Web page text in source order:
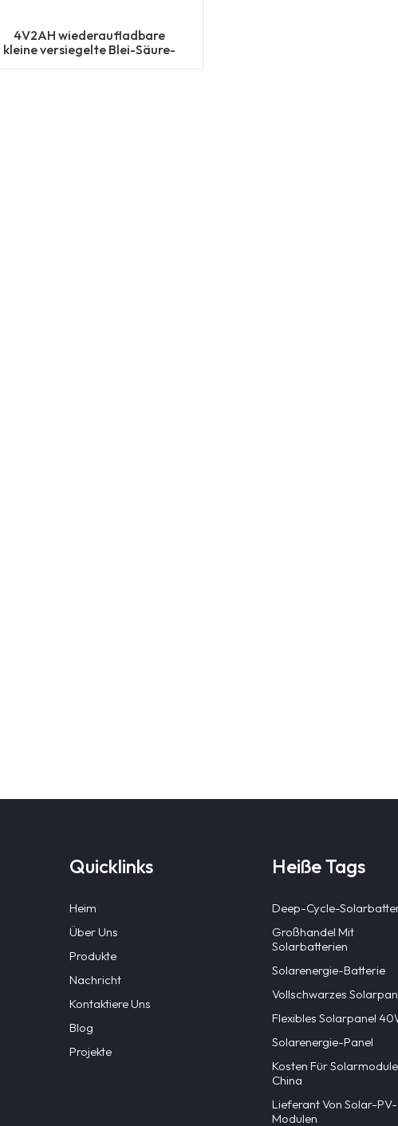
4V2AH wiederaufladbare
kleine versiegelte Blei-Säure-
Quicklinks
Heim
Über Uns
Produkte
Nachricht
Kontaktiere Uns
Blog
Projekte
Heiße Tags
Deep-Cycle-
Großhandel Mit
Solarbatterien
Solarenergie-Batterie
Vollschwarzes
Flexibles Solarpanel
Solarenergie-Panel
Kosten Für
China
Lieferant Von Solar-PV-
Modulen